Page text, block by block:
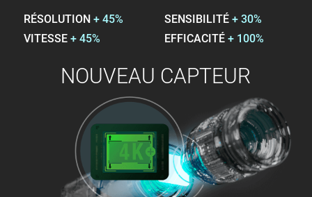
RÉSOLUTION + 45%
VITESSE + 45%
SENSIBILITÉ + 30%
EFFICACITÉ + 100%
NOUVEAU CAPTEUR